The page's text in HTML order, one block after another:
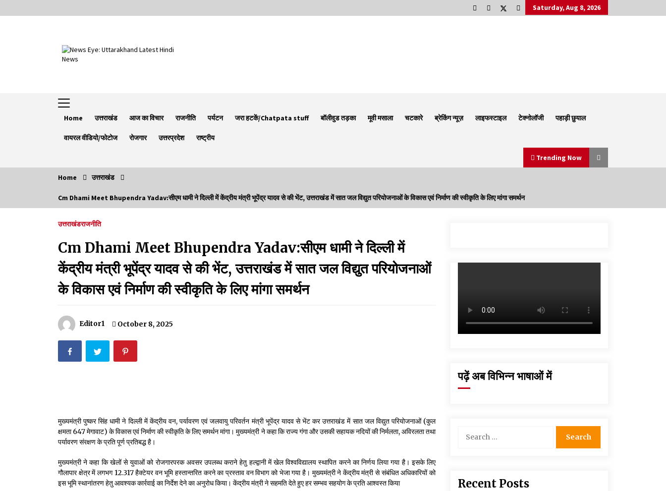
to
Saturday, Aug 8, 2026
Home उत्तराखंड आज का विचार राजनीति पर्यटन जरा हटकें/Chatpata stuff बॉलीवुड तड़का मूवी मसाला चटकारे ब्रेकिंग न्यूज़ लाइफस्टाइल टेक्नोलॉजी पहाड़ी छुयाल
वायरल वीडियो/फोटोज रोजगार उत्तरप्रदेश राष्ट्रीय
Trending Now
Trending Now
December 18, 2023
Thought Of The Day 18 May
May 18, 2022
Thought Of The Day 17 May
May 17, 2022
Thought Of The Day 11 May
May 11, 2022
Home उत्तराखंड
Cm Dhami Meet Bhupendra Yadav:सीएम धामी ने दिल्ली में केंद्रीय मंत्री भूपेंद्र यादव से की भेंट, उत्तराखंड में सात जल विद्युत परियोजनाओं के विकास एवं निर्माण की स्वीकृति के लिए मांगा समर्थन
उत्तराखंडराजनीति
Cm Dhami Meet Bhupendra Yadav:सीएम धामी ने दिल्ली में
केंद्रीय मंत्री भूपेंद्र यादव से की भेंट, उत्तराखंड में सात जल विद्युत परियोजनाओं
के विकास एवं निर्माण की स्वीकृति के लिए मांगा समर्थन
Editor1 October 8, 2025
मुख्यमंत्री पुष्कर सिंह धामी ने दिल्ली में केंद्रीय वन, पर्यावरण एवं जलवायु परिवर्तन मंत्री भूपेंद्र यादव से भेंट कर उत्तराखंड में सात जल विद्युत परियोजनाओं (कुल
क्षमता 647 मेगावाट) के विकास एवं निर्माण की स्वीकृति के लिए समर्थन मांगा। मुख्यमंत्री ने कहा कि राज्य गंगा और उसकी सहायक नदियों की निर्मलता, अविरलता तथा
पर्यावरण संरक्षण के प्रति पूर्ण प्रतिबद्ध है।
मुख्यमंत्री ने कहा कि खेलों से युवाओं को रोजगारपरक अवसर उपलब्ध कराने हेतु हल्द्वानी में खेल विश्वविद्यालय स्थापित करने का निर्णय लिया गया है। इसके लिए
गौलापार क्षेत्र में लगभग 12.317 हैक्टेयर वन भूमि हस्तान्तरित करने का प्रस्ताव वन विभाग को भेजा गया है। मुख्यमंत्री ने केंद्रीय मंत्री से संबंधित अधिकारियों को
इस भूमि स्थानांतरण हेतु आवश्यक कार्रवाई का निर्देश देने का अनुरोध किया। केंद्रीय मंत्री ने सहमति देते हुए हर सम्भव सहयोग के प्रति आश्वस्त किया
पढ़ें अब विभिन्न भाषाओं में
for:
Recent Posts